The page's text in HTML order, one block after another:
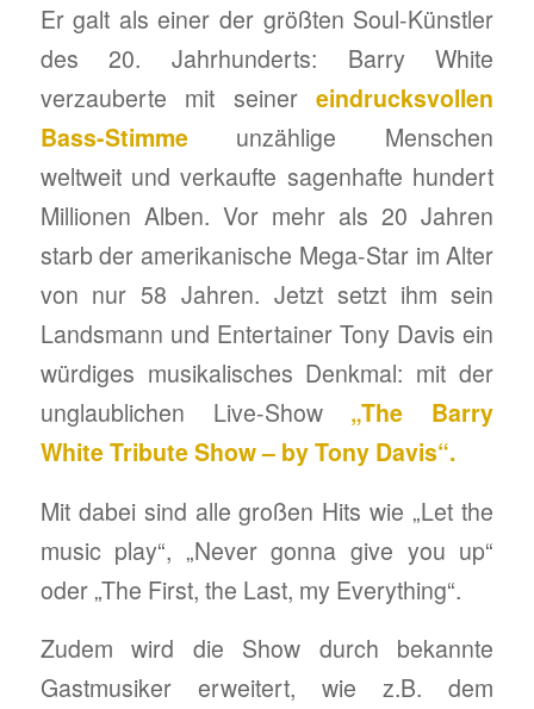
Er galt als einer der größten Soul-Künstler
des 20. Jahrhunderts: Barry White
verzauberte mit seinereindrucksvollen
Bass-Stimmeunzählige Menschen
weltweit und verkaufte sagenhafte hundert
Millionen Alben. Vor mehr als 20 Jahren
starb der amerikanische Mega-Star im Alter
von nur 58 Jahren. Jetzt setzt ihm sein
Landsmann und Entertainer Tony Davis ein
würdiges musikalisches Denkmal: mit der
unglaublichen Live-Show „The Barry
White Tribute Show – by Tony Davis“.
Mit dabei sind alle großen Hits wie „Let the
music play“, „Never gonna give you up“
oder „The First, the Last, my Everything“.
Zudem wird die Show durch bekannte
Gastmusiker erweitert, wie z.B. dem